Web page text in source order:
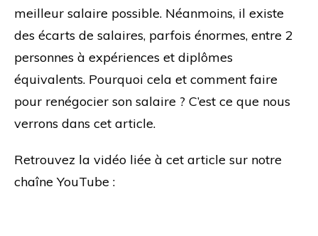
meilleur salaire possible. Néanmoins, il existe
des écarts de salaires, parfois énormes, entre 2
personnes à expériences et diplômes
équivalents. Pourquoi cela et comment faire
pour renégocier son salaire ? C’est ce que nous
verrons dans cet article.
Retrouvez la vidéo liée à cet article sur notre
chaîne YouTube :